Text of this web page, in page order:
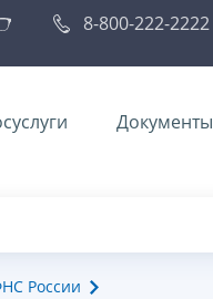
8-800-222-2222
Документы
России